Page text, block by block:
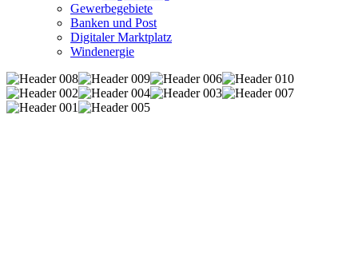
Gewerbegebiete
Banken und Post
Digitaler Marktplatz
Windenergie